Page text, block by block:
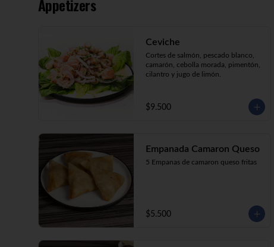
crema, cebollín apanado en panko
Katsu Roll (10) Pollo, queso crema,
cebollín, apanado en panko.
Appetizers
Ceviche
Cortes de salmón, pescado blanco,
camarón, cebolla morada, pimentón,
cilantro y jugo de limón.
$9.500
Empanada Camaron Queso
5 Empanas de camaron queso fritas
$5.500